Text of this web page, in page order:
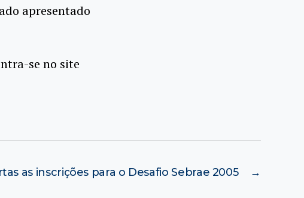
apresentado
se no site
→
as inscrições para o Desafio Sebrae 2005